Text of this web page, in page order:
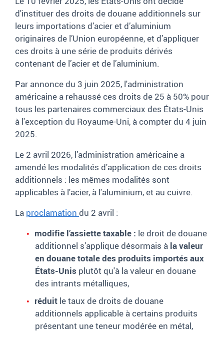
d'instituer des droits de douane additionnels sur
leurs importations d’acier et d’aluminium
originaires de l’Union européenne, et d’appliquer
ces droits à une série de produits dérivés
contenant de l’acier et de l’aluminium.
Par annonce du 3 juin 2025, l'administration
américaine a rehaussé ces droits de 25 à 50% pour
tous les partenaires commerciaux des États-Unis
à l'exception du Royaume-Uni, à compter du 4 juin
2025.
Le 2 avril 2026, l’administration américaine a
amendé les modalités d'application de ces droits
additionnels : les mêmes modalités sont
applicables à l'acier, à l'aluminium, et au cuivre.
La proclamation du 2 avril :
modifie l’assiette taxable : le droit de douane
additionnel s’applique désormais à la valeur
en douane totale des produits importés aux
États-Unis plutôt qu'à la valeur en douane
des intrants métalliques,
réduit le taux de droits de douane
additionnels applicable à certains produits
présentant une teneur modérée en métal,